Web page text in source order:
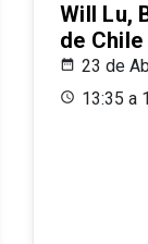
Will Lu,
de Chile
23 de
13:35 a